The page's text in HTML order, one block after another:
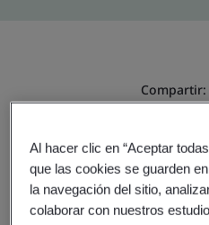
Compartir:
Al hacer clic en “Aceptar
que las cookies se guarden
la navegación del sitio,
colaborar con nuestros